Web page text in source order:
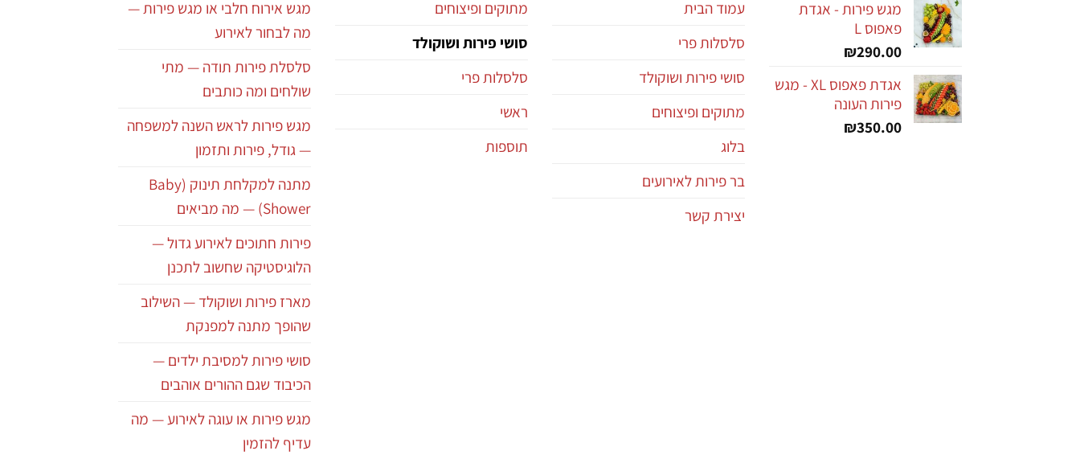
מגש פירות - אגדת
פאפוס L
₪290.00
אגדת פאפוס XL - מגש
פירות העונה
₪350.00
עמוד הבית
סלסלות פרי
סושי פירות ושוקולד
מתוקים ופיצוחים
בלוג
בר פירות לאירועים
יצירת קשר
מתוקים ופיצוחים
סושי פירות ושוקולד
סלסלות פרי
ראשי
תוספות
מגש אירוח חלבי או מגש פירות —
מה לבחור לאירוע
סלסלת פירות תודה — מתי
שולחים ומה כותבים
מגש פירות לראש השנה למשפחה
— גודל, פירות ותזמון
מתנה למקלחת תינוק (Baby
Shower) — מה מביאים
פירות חתוכים לאירוע גדול —
הלוגיסטיקה שחשוב לתכנן
מארז פירות ושוקולד — השילוב
שהופך מתנה למפנקת
סושי פירות למסיבת ילדים —
הכיבוד שגם ההורים אוהבים
מגש פירות או עוגה לאירוע — מה
עדיף להזמין